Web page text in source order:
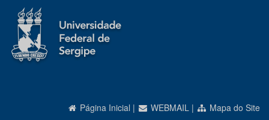
Página Inicial | WEBMAIL | Mapa do Site